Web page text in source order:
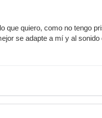
quiero, como no tengo
se adapte a mí y al